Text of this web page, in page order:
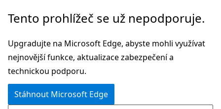
Přeskočit
hlavní
obsah
Tento prohlížeč se už nepodporuje.
Upgradujte na Microsoft Edge, abyste mohli využívat
nejnovější funkce, aktualizace zabezpečení a
technickou podporu.
Stáhnout Microsoft Edge